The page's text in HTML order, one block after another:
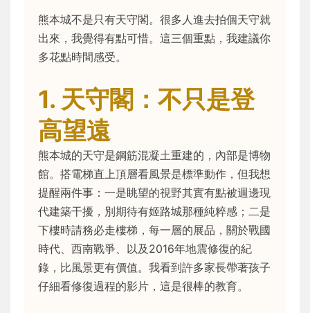
熊本城不是只有天守閣。很多人進去拍個天守就
出來，我覺得有點可惜。這三個重點，我建議你
多花點時間感受。
1. 天守閣：不只是登
高望遠
熊本城的天守是鋼筋混凝土重建的，內部是博物
館。搭電梯直上頂層看風景是標準動作，但我想
提醒兩件事：一是眺望的視野其實有點被週邊現
代建築干擾，別期待有姬路城那種純粹感；二是
下樓時請務必走樓梯，每一層的展品，關於戰國
時代、西南戰爭、以及2016年地震修復的紀
錄，比風景更有價值。我看到許多家長帶著孩子
仔細看修復過程的影片，這是很棒的教育。